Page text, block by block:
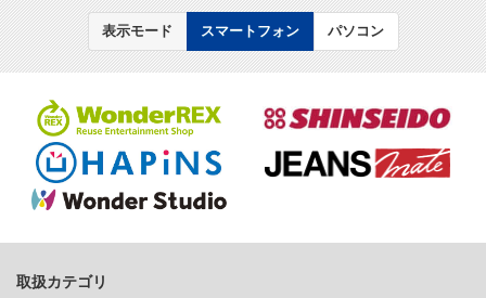
表示モード スマートフォン パソコン
取扱カテゴリ